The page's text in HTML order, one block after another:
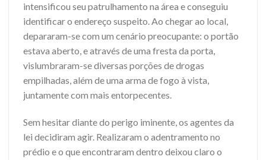
intensificou seu patrulhamento na área e conseguiu
identificar o endereço suspeito. Ao chegar ao local,
depararam-se com um cenário preocupante: o portão
estava aberto, e através de uma fresta da porta,
vislumbraram-se diversas porções de drogas
empilhadas, além de uma arma de fogo à vista,
juntamente com mais entorpecentes.
Sem hesitar diante do perigo iminente, os agentes da
lei decidiram agir. Realizaram o adentramento no
prédio e o que encontraram dentro deixou claro o